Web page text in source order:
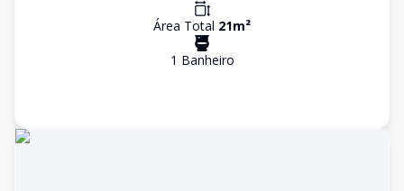
Área Total 21m²
1 Banheiro